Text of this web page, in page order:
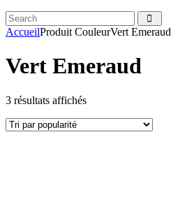
Search
facebook
instagramm
AccueilProduit CouleurVert Emeraud
Vert Emeraud
3 résultats affichésTrié